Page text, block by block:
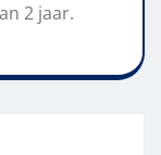
2 jaar.